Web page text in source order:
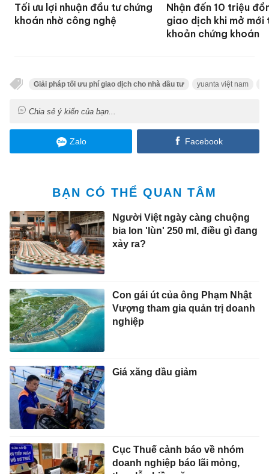
Tối ưu lợi nhuận đầu tư chứng
khoán nhờ công nghệ
Nhận đến 10 triệu
giao dịch khi mở mới
khoản chứng khoán
Giải pháp tối ưu phí giao dịch cho nhà đầu tư yuanta việt nam
Chia sẻ ý kiến của bạn...
Zalo Facebook
BẠN CÓ THỂ QUAN TÂM
Người Việt ngày càng chuộng
bia lon 'lùn' 250 ml, điều gì đang
xảy ra?
Con gái út của ông Phạm Nhật
Vượng tham gia quản trị doanh
nghiệp
Giá xăng dầu giảm
Cục Thuế cảnh báo về nhóm
doanh nghiệp báo lãi mỏng,